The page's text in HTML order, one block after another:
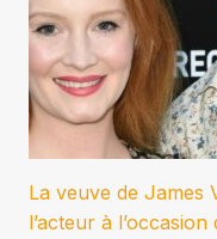
La veuve de James
l’acteur à